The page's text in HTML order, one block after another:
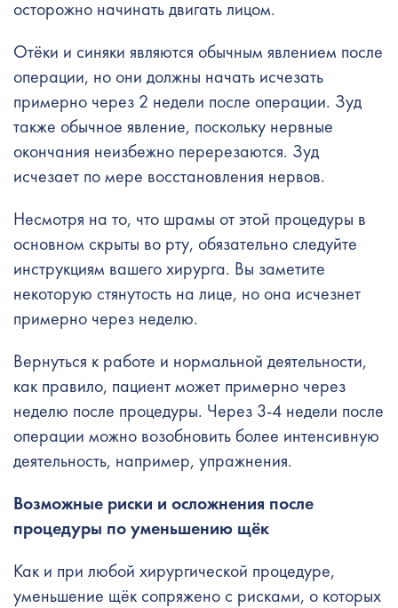
осторожно начинать двигать лицом.
Отёки и синяки являются обычным явлением после
операции, но они должны начать исчезать
примерно через 2 недели после операции. Зуд
также обычное явление, поскольку нервные
окончания неизбежно перерезаются. Зуд
исчезает по мере восстановления нервов.
Несмотря на то, что шрамы от этой процедуры в
основном скрыты во рту, обязательно следуйте
инструкциям вашего хирурга. Вы заметите
некоторую стянутость на лице, но она исчезнет
примерно через неделю.
Вернуться к работе и нормальной деятельности,
как правило, пациент может примерно через
неделю после процедуры. Через 3-4 недели после
операции можно возобновить более интенсивную
деятельность, например, упражнения.
Возможные риски и осложнения после
процедуры поуменьшению щёк
Как и при любой хирургической процедуре,
уменьшение щёк сопряжено с рисками, о которых